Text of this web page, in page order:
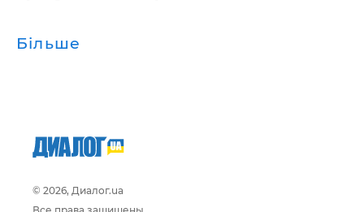
Більше
© 2026, Диалог.ua